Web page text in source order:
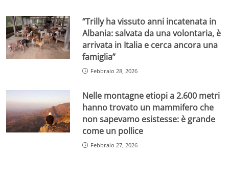
“Trilly ha vissuto anni incatenata in
Albania: salvata da una volontaria, è
arrivata in Italia e cerca ancora una
famiglia”
Febbraio 28, 2026
Nelle montagne etiopi a 2.600 metri
hanno trovato un mammifero che
non sapevamo esistesse: è grande
come un pollice
Febbraio 27, 2026